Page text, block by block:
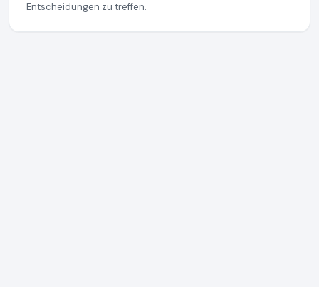
Entscheidungen zu treffen.